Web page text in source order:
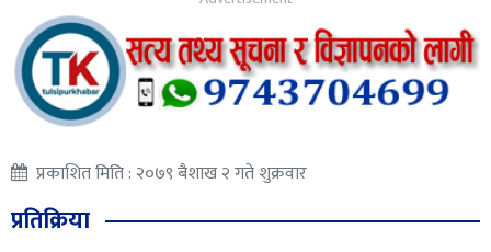
प्रकाशित मिति : २०७९ बैशाख २ गते शुक्रवार
प्रतिक्रिया